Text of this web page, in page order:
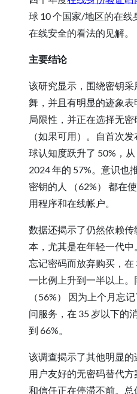
球 10 个国家/地区的在
在线安全的看法的见解。
主要结论
该研究显示，围绕密钥
舞，并且有明显的迹象
局限性，并正在选择无
（如果可用）。自首次
球认知度跃升了 50%，
2024 年的 57%。意识也
密钥的人 （62%） 都在
用程序和在线帐户。
数据还揭示了仍然依赖
本，尤其是在年轻一代
忘记密码而放弃购买，
一比例上升到一半以上
（56%） 因为上个月忘
问服务，在 35 岁以下的
到 66%。
该调查揭示了其他明显
用户友好的无密码替代
和信任正在停滞不前。总